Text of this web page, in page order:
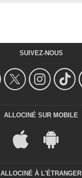
SUIVEZ-NOUS
ALLOCINÉ SUR MOBILE
ALLOCINÉ À L'ÉTRANGER